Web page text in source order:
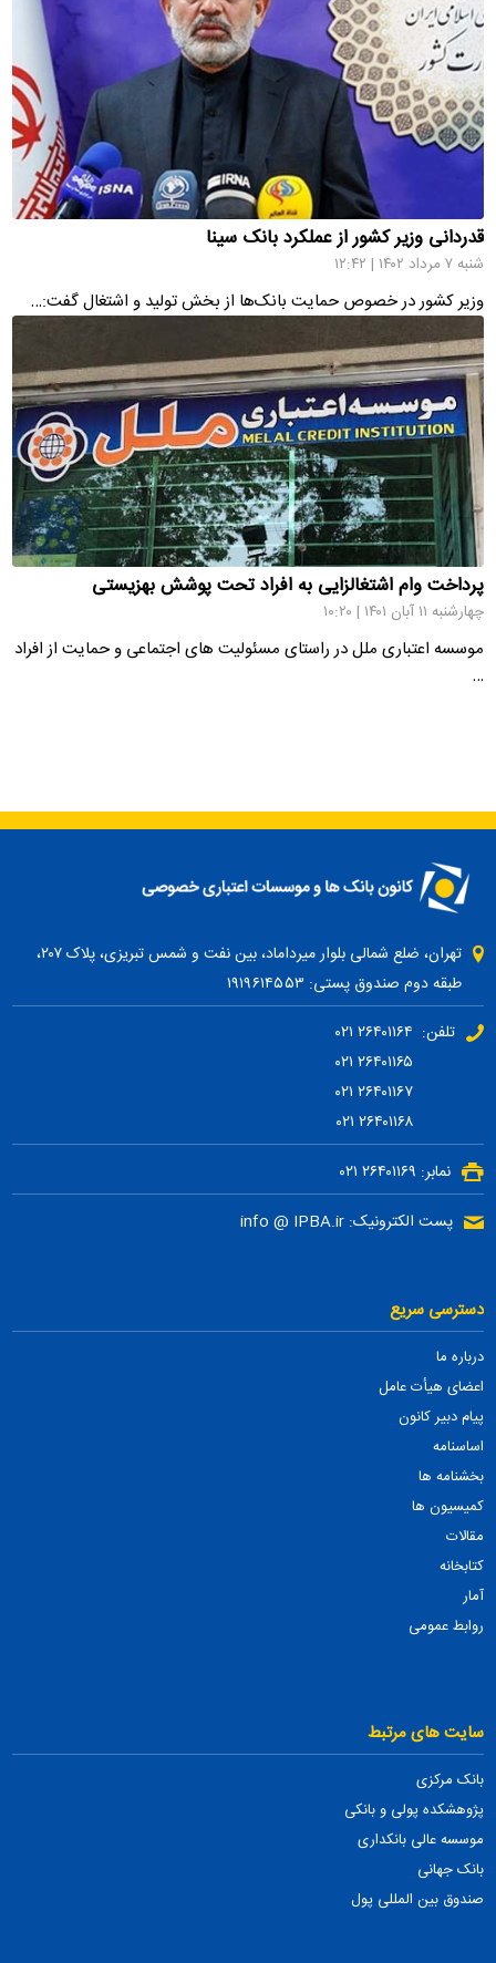
قدردانی وزیر کشور از عملکرد بانک سینا
شنبه ۷ مرداد ۱۴۰۲ | ۱۲:۴۲
وزیر کشور در خصوص حمایت بانک‌ها از بخش تولید و اشتغال گفت:…
پرداخت وام اشتغالزایی به افراد تحت پوشش بهزیستی
چهارشنبه ۱۱ آبان ۱۴۰۱ | ۱۰:۲۰
موسسه اعتباری ملل در راستای مسئولیت های اجتماعی و حمایت از افراد
…
تهران، ضلع شمالی بلوار میرداماد، بین نفت و شمس تبریزی، پلاک ۲۰۷،
طبقه دوم صندوق پستی: ۱۹۱۹۶۱۴۵۵۳
تلفن: ۲۶۴۰۱۱۶۴ ۰۲۱
۲۶۴۰۱۱۶۷ ۰۲۱
۲۶۴۰۱۱۶۸ ۰۲۱
نمابر: ۲۶۴۰۱۱۶۹ ۰۲۱
پست الکترونیک: info @ IPBA.ir
دسترسی سریع
درباره ما
اعضای هیأت عامل
پیام دبیر کانون
اساسنامه
بخشنامه ها
کمیسیون ها
مقالات
کتابخانه
آمار
روابط عمومی
سایت های مرتبط
بانک مرکزی
پژوهشکده پولی و بانکی
موسسه عالی بانکداری
بانک جهانی
صندوق بین المللی پول